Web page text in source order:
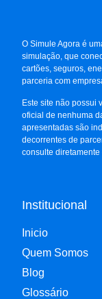
O Simule Agora é
simulação, que
cartões, seguros,
parceria com
Este site não possui
oficial de nenhuma
apresentadas são
decorrentes de
consulte
Institucional
Inicio
Quem Somos
Blog
Glossário